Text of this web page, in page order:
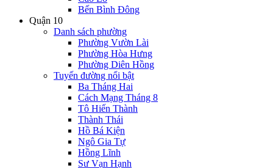
Bến Bình Đông
Quận 10
Danh sách phường
Phường Vườn Lài
Phường Hòa Hưng
Phường Diên Hồng
Tuyến đường nổi bật
Ba Tháng Hai
Cách Mạng Tháng 8
Tô Hiến Thành
Thành Thái
Hồ Bá Kiện
Ngô Gia Tự
Hồng Lĩnh
Sư Vạn Hạnh